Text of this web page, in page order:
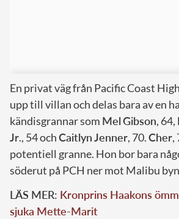
En privat väg från Pacific Coast
upp till villan och delas bara av en
kändisgrannar som MelGibson, 64,
Jr., 54 ochCaitlynJenner, 70.Cher,
potentiell granne. Hon bor bara
söderut på PCH ner mot Malibu
LÄS MER: Kronprins Haakons
sjuka Mette-Marit